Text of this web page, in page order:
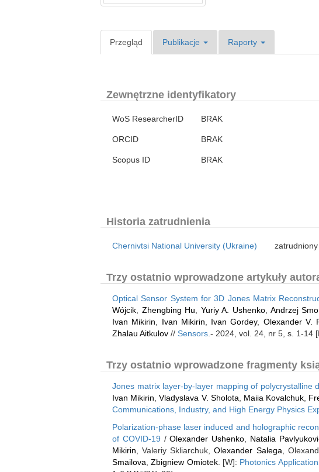
Przegląd Publikacje Raporty
Zewnętrzne identyfikatory
WoS ResearcherID BRAK
ORCID BRAK
Scopus ID BRAK
Historia zatrudnienia
Chernivtsi National University (Ukraine)
Trzy ostatnio wprowadzone artykuły
Optical Sensor System for 3D Jones Matrix
Wójcik
Zhengbing Hu Yuriy A. Ushenko, Andrzej
Ivan Mikirin
Ivan Mikirin Ivan Gordey, Olexander V.
Zhalau Aitkulov // Sensors .- 2024, vol. 24, nr 5, s. 1-14
Trzy ostatnio wprowadzone fragmenty
Jones matrix layer-by-layer mapping of polycrystalline
Ivan Mikirin ,Vladyslava V. Sholota Maiia Kovalchuk
Communications, Industry, and High Energy Physics
Polarization-phase laser induced and holographic
of COVID-19 /Olexander Ushenko Natalia
Mikirin , Valeriy Skliarchuk,Olexander Salega ,
Smailova ,Zbigniew Omiotek. [W]: Photonics